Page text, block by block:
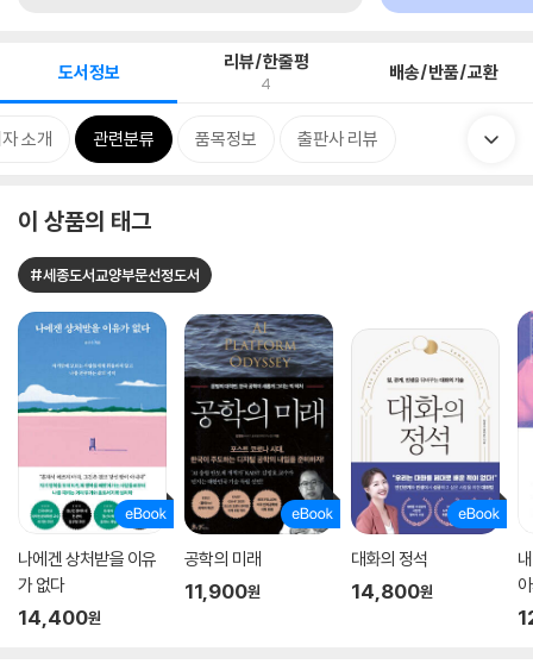
도서정보 리뷰/한줄평
4 배송/반품/교환
소개 관련분류 품목정보 출판사 리뷰
이 상품의 태그
#세종도서교양부문선정도서
나에겐 상처받을 이유
가 없다
14,400원
공학의 미래
11,900원
대화의 정석
14,800원